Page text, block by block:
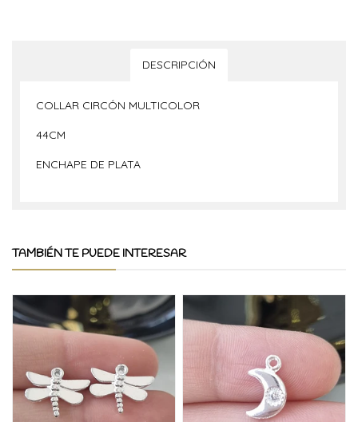
DESCRIPCIÓN
COLLAR CIRCÓN MULTICOLOR
44CM
ENCHAPE DE PLATA
TAMBIÉN TE PUEDE INTERESAR